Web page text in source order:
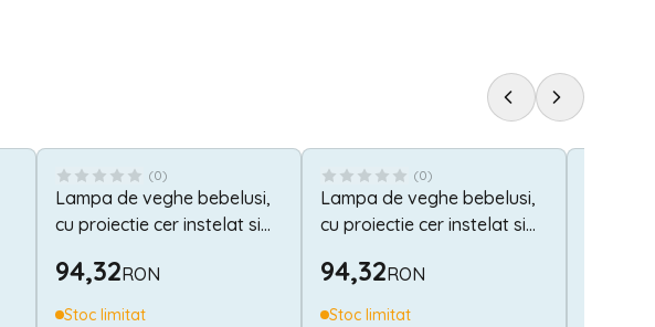
(0)
Lampa de veghe bebelusi,
cu proiectie cer instelat si
94,32RON
Stoc limitat
(0)
Lampa de veghe bebelusi,
cu proiectie cer instelat si
94,32RON
Stoc limitat